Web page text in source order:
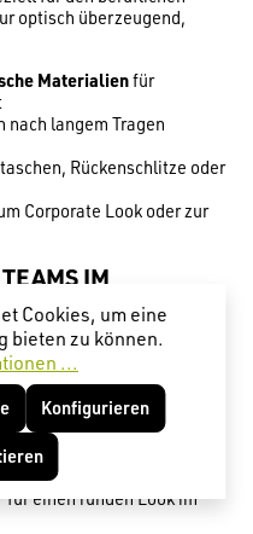
optisch überzeugend,
Materialienfür
nach langem Tragen
Rückenschlitze oder
Corporate Look oder zur
IM
modern & elegant
modern interpretiert – für
mit einheitlichem
mit Businesshosen,
für einen runden Look im
Cookies, um eine
bieten zu können.
...
Konfigurieren